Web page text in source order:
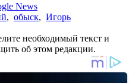
News
, обыск, Игорь
необходимый текст и
об этом редакции.